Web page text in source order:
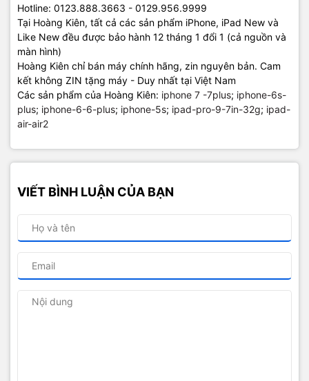
Hotline: 0123.888.3663 - 0129.956.9999
Tại Hoàng Kiên, tất cả các sản phẩm iPhone, iPad New và
Like New đều được bảo hành 12 tháng 1 đổi 1 (cả nguồn và
màn hình)
Hoàng Kiên chỉ bán máy chính hãng, zin nguyên bản. Cam
kết không ZIN tặng máy - Duy nhất tại Việt Nam
Các sản phẩm của Hoàng Kiên: iphone 7 -7plus; iphone-6s-
plus; iphone-6-6-plus; iphone-5s; ipad-pro-9-7in-32g; ipad-
air-air2
VIẾT BÌNH LUẬN CỦA BẠN